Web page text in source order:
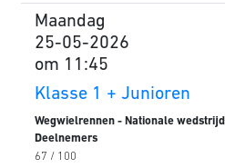
Maandag
25-05-2026
om 11:45
Klasse 1 + Junioren
Wegwielrennen - Nationale
Deelnemers
67 / 100